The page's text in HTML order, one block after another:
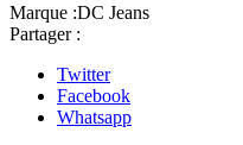
Marque :DC Jeans
Partager :
Twitter
Facebook
Whatsapp